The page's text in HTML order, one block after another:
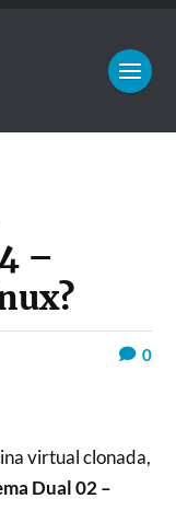
–
0
virtual clonada,
Dual 02 –